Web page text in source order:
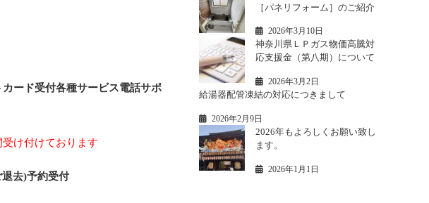
ード受付各種サービス電話サポ
受け付けております
去)予約受付
［パネリフォーム］のご紹介
2026年3月10日
神奈川県ＬＰガス物価高騰対
応支援金（第八期）について
2026年3月2日
給湯器配管凍結の対応につきまして
2026年2月9日
2026年もよろしくお願い致し
ます。
2026年1月1日